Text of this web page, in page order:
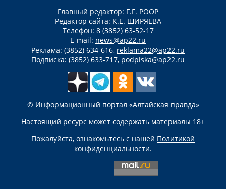
Главный редактор: Г.Г. РООР
Редактор сайта: К.Е. ШИРЯЕВА
Телефон: 8 (3852) 63-52-17
E-mail: news@ap22.ru
Реклама: (3852) 634-616, reklama22@ap22.ru
Подписка: (3852) 633-717, podpiska@ap22.ru
© Информационный портал «Алтайская правда»
Настоящий ресурс может содержать материалы 18+
Пожалуйста, ознакомьтесь с нашей Политикой
конфиденциальности.